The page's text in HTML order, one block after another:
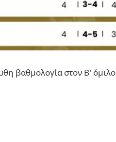
βαθμολογία στον Β’ όμιλο